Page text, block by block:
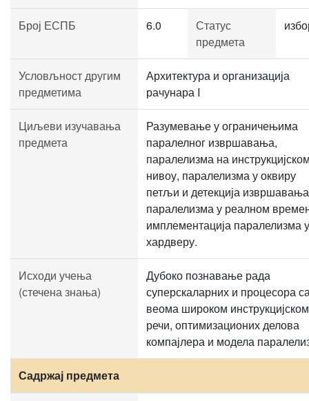
Број ЕСПБ 6.0
Статус
предмета
Условљност другим
предметима
Архитектура и организација
рачунара I
Циљеви изучавања
предмета
Разумевање у ограничењима
паралелног извршавања,
паралелизма на
нивоу, паралелизма у оквиру
петљи и детекција извршавања
паралелизма у реалном
имплементација паралелизма у
хардверу.
Исходи учења
(стечена знања)
Дубоко познавање рада
суперскаларних и процесора
веома широком инструкцијском
речи, оптимизационих делова
компајлера и модела
Садржај предмета